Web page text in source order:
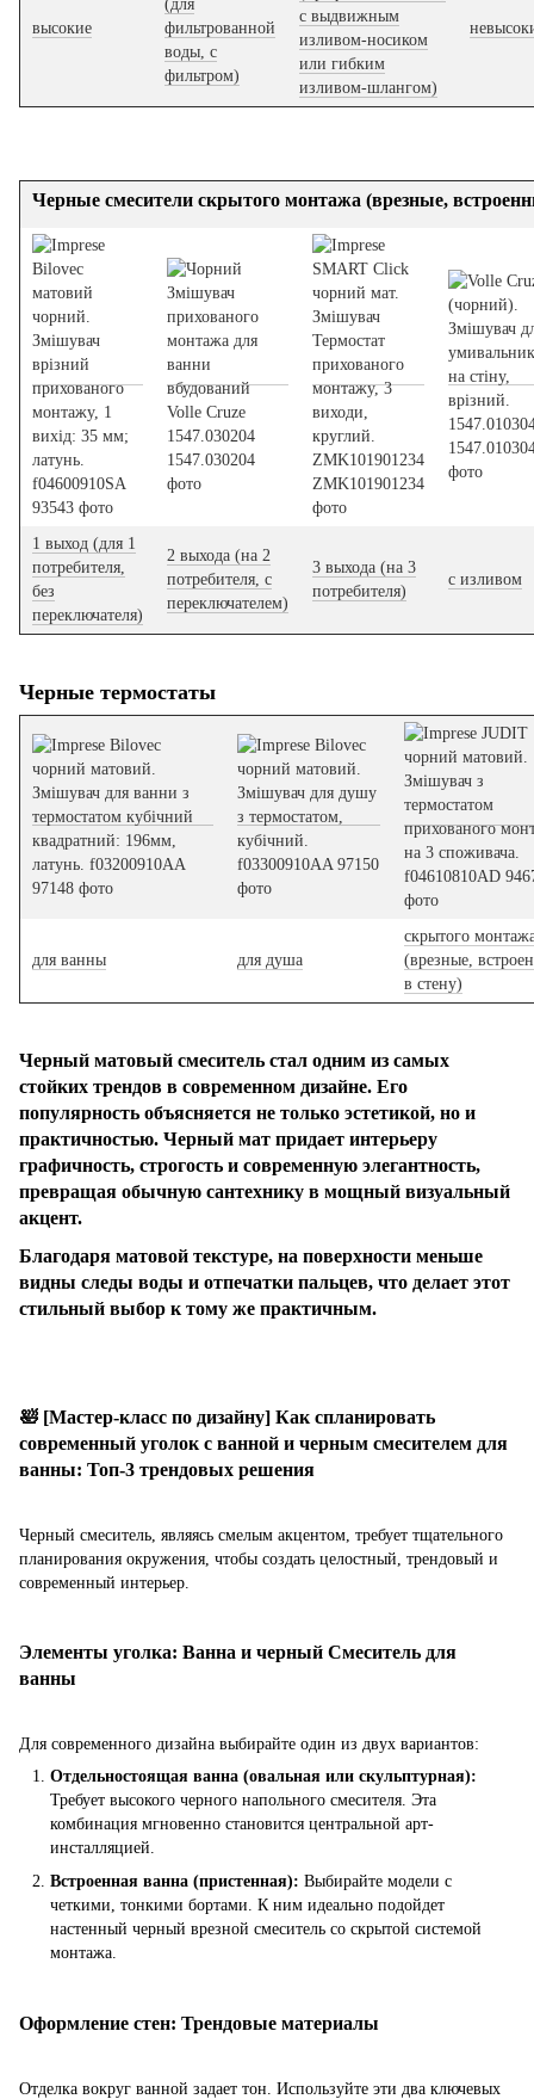
высокие
(для
фильтрованной
воды, с
фильтром)
с выдвижным
изливом-носиком
или гибким
изливом-шлангом)
Черные смесители скрытого монтажа (врезные,
1 выход (для 1
потребителя,
без
переключателя)
2 выхода (на 2
потребителя, с
переключателем)
3 выхода (на 3
потребителя)
с изливом
Черные термостаты
для ванны для душа
скрытого
(врезные,
в стену)
Черный матовый смеситель стал одним из самых
стойких трендов в современном дизайне. Его
популярность объясняется не только эстетикой, но и
практичностью. Черный мат придает интерьеру
графичность, строгость и современную элегантность,
превращая обычную сантехнику в мощный визуальный
акцент.
Благодаря матовой текстуре, на поверхности меньше
видны следы воды и отпечатки пальцев, что делает этот
стильный выбор к тому же практичным.
🛀 [Мастер-класc по дизайну] Как спланировать
современный уголок с ванной и черным смесителем для
ванны: Топ-3 трендовых решения
Черный смеситель, являясь смелым акцентом, требует тщательного
планирования окружения, чтобы создать целостный, трендовый и
современный интерьер.
Элементы уголка: Ванна и черный Смеситель для
ванны
Для современного дизайна выбирайте один из двух вариантов:
Отдельностоящая ванна (овальная или скульптурная):
Требует высокого черного напольного смесителя. Эта
комбинация мгновенно становится центральной арт-
инсталляцией.
Встроенная ванна (пристенная): Выбирайте модели с
четкими, тонкими бортами. К ним идеально подойдет
настенный черный врезной смеситель со скрытой системой
монтажа.
Оформление стен: Трендовые материалы
Отделка вокруг ванной задает тон. Используйте эти два ключевых